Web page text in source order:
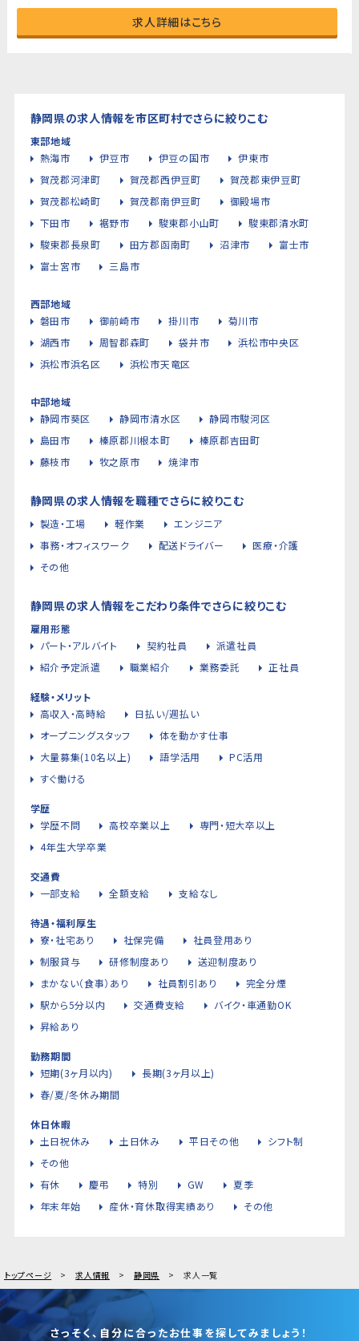
求人詳細はこちら
静岡県の求人情報を市区町村でさらに絞りこむ
東部地域
熱海市
伊豆市 伊豆の国市
伊東市
賀茂郡河津町
賀茂郡西伊豆町
賀茂郡東伊豆町
賀茂郡松崎町
賀茂郡南伊豆町
御殿場市
下田市
裾野市 駿東郡小山町
駿東郡清水町
駿東郡長泉町
田方郡函南町 沼津市
富士市
富士宮市
三島市
西部地域
磐田市
御前崎市 掛川市
菊川市
湖西市
周智郡森町 袋井市
浜松市中央区
浜松市浜名区
浜松市天竜区
中部地域
静岡市葵区
静岡市清水区
静岡市駿河区
島田市
榛原郡川根本町
榛原郡吉田町
藤枝市
牧之原市 焼津市
静岡県の求人情報を職種でさらに絞りこむ
製造・工場 軽作業
エンジニア
事務・オフィスワーク
配送ドライバー
医療・介護
その他
静岡県の求人情報をこだわり条件でさらに絞りこむ
雇用形態
パート・アルバイト
契約社員
派遣社員
紹介予定派遣
職業紹介 業務委託 正社員
経験・メリット
高収入・高時給
日払い/週払い
オープニングスタッフ
体を動かす仕事
大量募集(10名以上)
語学活用
PC活用
すぐ働ける
学歴
学歴不問
高校卒業以上
専門・短大卒以上
4年生大学卒業
交通費
一部支給
全額支給 支給なし
待遇・福利厚生
寮・社宅あり
社保完備
社員登用あり
制服貸与
研修制度あり
送迎制度あり
まかない（食事）あり
社員割引あり
完全分煙
駅から5分以内
交通費支給
バイク・車通勤OK
昇給あり
勤務期間
短期(3ヶ月以内)
長期(3ヶ月以上)
春/夏/冬休み期間
休日休暇
土日祝休み
土日休み 平日その他
シフト制
その他
有休
慶弔 特別 GW
夏季
年末年始
産休・育休取得実績あり その他
トップページ 求人情報 静岡県 求人一覧
さっそく、自分に合ったお仕事を探してみましょう！